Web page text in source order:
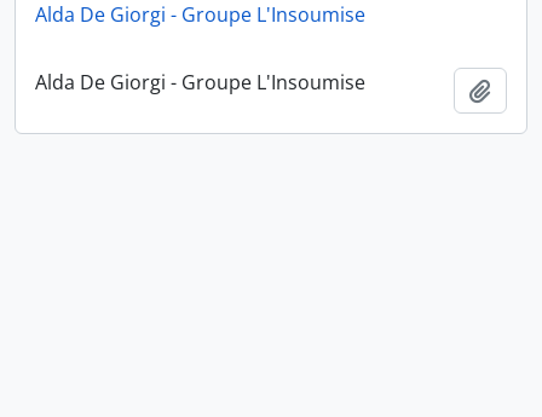
Alda De Giorgi - Groupe L'Insoumise
Alda De Giorgi - Groupe L'Insoumise